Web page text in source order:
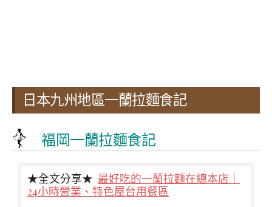
日本九州地區一蘭拉麵食記
福岡一蘭拉麵食記
★全文分享★ 最好吃的一蘭拉麵在總本店｜
24小時營業、特色屋台用餐區